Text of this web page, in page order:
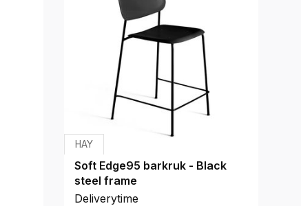
HAY
Soft Edge95 barkruk - Black
steel frame
Deliverytime